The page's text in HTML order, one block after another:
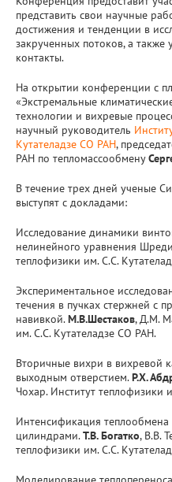
представить свои научные
достижения и тенденции в
закрученных потоков, а также
контакты.
На открытии конференции с
«Экстремальные
технологии и вихревые
научный руководитель
Кутателадзе СО РАН,
РАН по тепломассообмену
В течение трех дней ученые
выступят с докладами:
Исследование динамики
нелинейного уравнения
теплофизики им. С.С.
Экспериментальное
течения в пучках стержней с
навивкой.М.В.Шестаков, Д.М.
им. С.С. Кутателадзе СО РАН.
Вторичные вихри в вихревой
выходным отверстием.Р.Х.
Чохар. Институт теплофизики
Интенсификация
цилиндрами.Т.В. Богатко, В.В.
теплофизики им. С.С.